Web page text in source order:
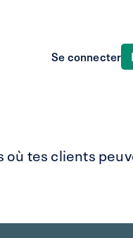
Se connecter
tes clients